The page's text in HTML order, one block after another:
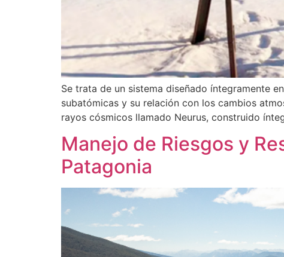
Se trata de un sistema diseñado íntegramente
subatómicas y su relación con los cambios
rayos cósmicos llamado Neurus, construido
Manejo de Riesgos y
Patagonia